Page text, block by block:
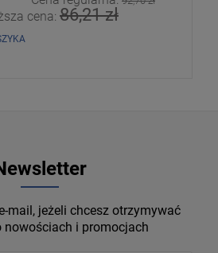
cena: 86,21 zł
mail, jeżeli chcesz otrzymywać
nowościach i promocjach